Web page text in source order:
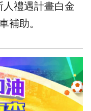
禮遇計畫白金
補助。